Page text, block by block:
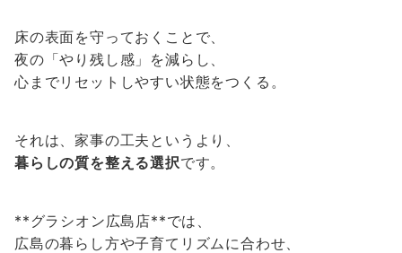
床の表面を守っておくことで、
夜の「やり残し感」を減らし、
心までリセットしやすい状態をつくる。
それは、家事の工夫というより、
暮らしの質を整える選択です。
**グラシオン広島店**では、
広島の暮らし方や子育てリズムに合わせ、